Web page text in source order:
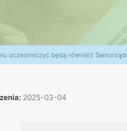
uczestniczyć będą również
2025-03-04